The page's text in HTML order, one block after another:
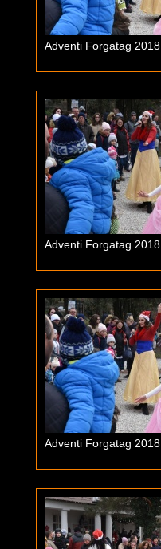
Adventi Forgatag 2018.
Adventi Forgatag 2018.
Adventi Forgatag 2018.